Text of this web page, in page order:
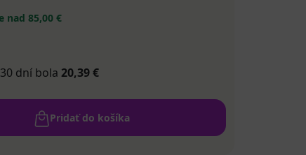
nad 85,00 €
dní bola 20,39 €
Pridať do košíka